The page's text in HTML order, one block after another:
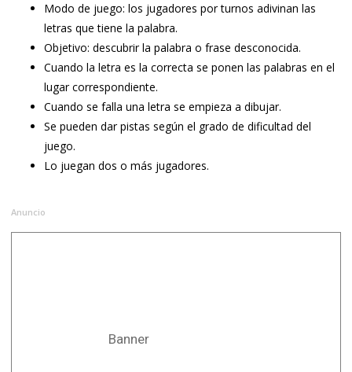
Modo de juego: los jugadores por turnos adivinan las
letras que tiene la palabra.
Objetivo: descubrir la palabra o frase desconocida.
Cuando la letra es la correcta se ponen las palabras en el
lugar correspondiente.
Cuando se falla una letra se empieza a dibujar.
Se pueden dar pistas según el grado de dificultad del
juego.
Lo juegan dos o más jugadores.
Anuncio
Banner